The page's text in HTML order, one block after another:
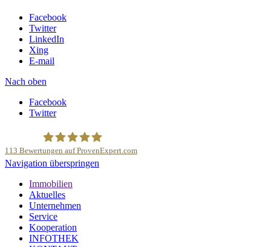
Facebook
Twitter
LinkedIn
Xing
E-mail
Nach oben
Facebook
Twitter
113 Bewertungen auf ProvenExpert.com
Navigation überspringen
Immobilien
Aktuelles
Unternehmen
Service
Kooperation
INFOTHEK